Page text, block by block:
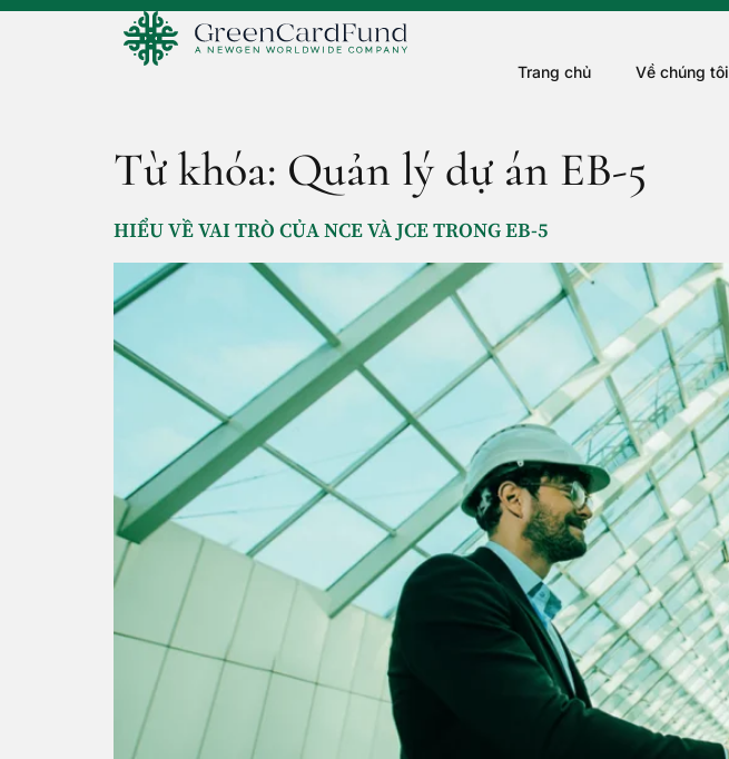
Trang chủ Về chúng tôi
Từ khóa: Quản lý dự án EB-5
HIỂU VỀ VAI TRÒ CỦA NCE VÀ JCE TRONG EB-5